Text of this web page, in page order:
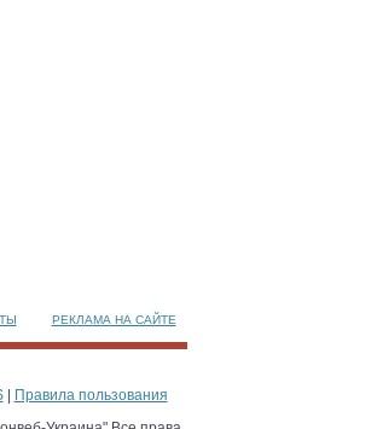
РЕКЛАМА НА САЙТЕ
|
Правила пользования